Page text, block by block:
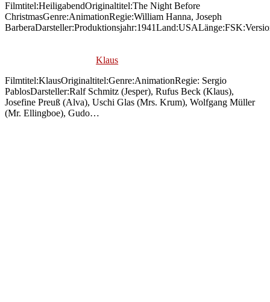
Filmtitel:HeiligabendOriginaltitel:The Night Before
ChristmasGenre:AnimationRegie:William Hanna, Joseph
Klaus
Filmtitel:KlausOriginaltitel:Genre:AnimationRegie: Sergio
PablosDarsteller:Ralf Schmitz (Jesper), Rufus Beck (Klaus),
Josefine Preuß (Alva), Uschi Glas (Mrs. Krum), Wolfgang Müller
(Mr. Ellingboe), Gudo…